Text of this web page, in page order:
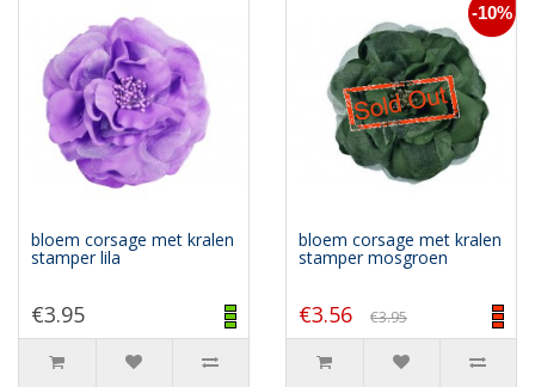
bloem corsage met kralen
stamper lila
€3.95
-10%
bloem corsage met kralen
stamper mosgroen
€3.56 €3.95